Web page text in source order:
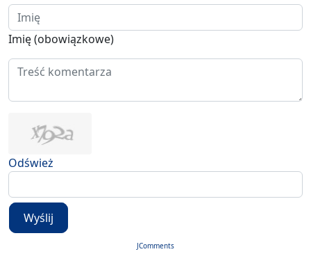
Imię (obowiązkowe)
Odśwież
Wyślij
JComments